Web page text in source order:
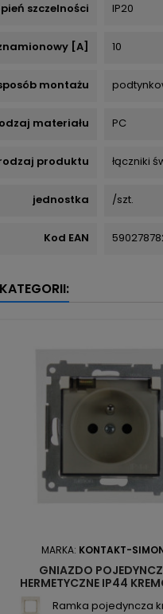
szczelności IP20
[A] 10
montażu
materiału PC
produktu łączniki
jednostka /szt.
Kod EAN
MARKA: KONTAKT-
GNIAZDO
HERMETYCZNE IP44
DGZ1BZ.01/41A KONTAKT
Ramka pojedyncza